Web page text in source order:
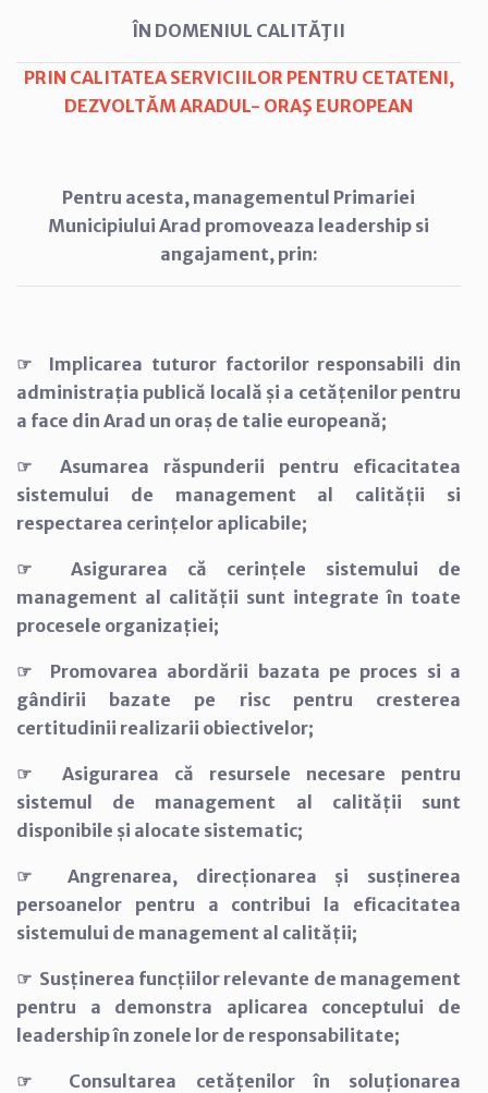
ÎN DOMENIUL CALITĂŢII
PRIN CALITATEA SERVICIILOR PENTRU CETATENI,
DEZVOLTĂM ARADUL- ORAŞ EUROPEAN
Pentru acesta, managementul Primariei
Municipiului Arad promoveaza leadership si
angajament, prin:
☞ Implicarea tuturor factorilor responsabili din
administrația publică locală și a cetățenilor pentru
a face din Arad un oraș de talie europeană;
☞ Asumarea răspunderii pentru eficacitatea
sistemului de management al calității si
respectarea cerințelor aplicabile;
☞ Asigurarea că cerințele sistemului de
management al calității sunt integrate în toate
procesele organizației;
☞ Promovarea abordării bazata pe proces si a
gândirii bazate pe risc pentru cresterea
certitudinii realizarii obiectivelor;
☞ Asigurarea că resursele necesare pentru
sistemul de management al calității sunt
disponibile și alocate sistematic;
☞ Angrenarea, direcționarea și susținerea
persoanelor pentru a contribui la eficacitatea
sistemului de management al calității;
☞ Susținerea funcțiilor relevante de management
pentru a demonstra aplicarea conceptului de
leadership în zonele lor de responsabilitate;
☞ Consultarea cetățenilor în soluționarea